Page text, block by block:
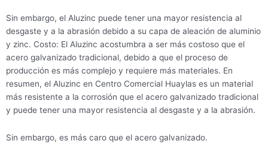
Sin embargo, el Aluzinc puede tener una mayor resistencia al
desgaste y a la abrasión debido a su capa de aleación de aluminio
y zinc. Costo: El Aluzinc acostumbra a ser más costoso que el
acero galvanizado tradicional, debido a que el proceso de
producción es más complejo y requiere más materiales. En
resumen, el Aluzinc en Centro Comercial Huaylas es un material
más resistente a la corrosión que el acero galvanizado tradicional
y puede tener una mayor resistencia al desgaste y a la abrasión.
Sin embargo, es más caro que el acero galvanizado.